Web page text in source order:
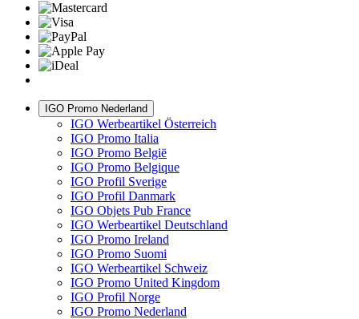
IGO Promo Nederland
IGO Werbeartikel Österreich
IGO Promo Italia
IGO Promo België
IGO Promo Belgique
IGO Profil Sverige
IGO Profil Danmark
IGO Objets Pub France
IGO Werbeartikel Deutschland
IGO Promo Ireland
IGO Promo Suomi
IGO Werbeartikel Schweiz
IGO Promo United Kingdom
IGO Profil Norge
IGO Promo Nederland